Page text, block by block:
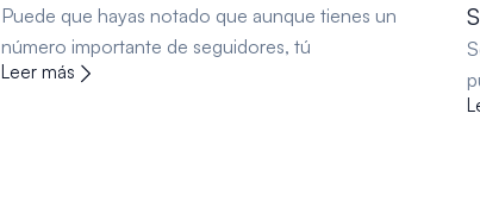
Puede que hayas notado que aunque tienes un
número importante de seguidores, tú
Leer más